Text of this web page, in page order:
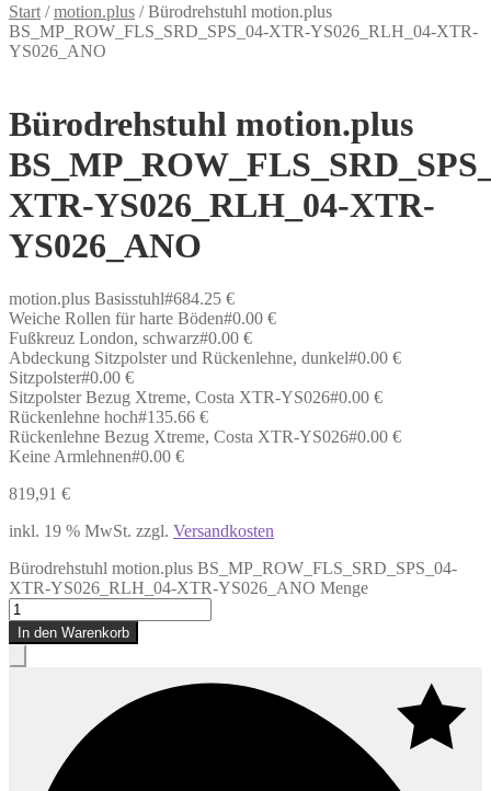
Start /motion.plus /Bürodrehstuhl motion.plus
BS_MP_ROW_FLS_SRD_SPS_04-XTR-YS026_RLH_04-XTR-
YS026_ANO
Bürodrehstuhl motion.plus
XTR-YS026_RLH_04-XTR-
YS026_ANO
motion.plus Basisstuhl#684.25 €
Weiche Rollen für harte Böden#0.00 €
Fußkreuz London, schwarz#0.00 €
Abdeckung Sitzpolster und Rückenlehne, dunkel#0.00 €
Sitzpolster#0.00 €
Sitzpolster Bezug Xtreme, Costa XTR-YS026#0.00 €
Rückenlehne hoch#135.66 €
Rückenlehne Bezug Xtreme, Costa XTR-YS026#0.00 €
Keine Armlehnen#0.00 €
819,91 €
inkl. 19 % MwSt. zzgl. Versandkosten
Bürodrehstuhl motion.plus BS_MP_ROW_FLS_SRD_SPS_04-
XTR-YS026_RLH_04-XTR-YS026_ANO Menge
In den Warenkorb